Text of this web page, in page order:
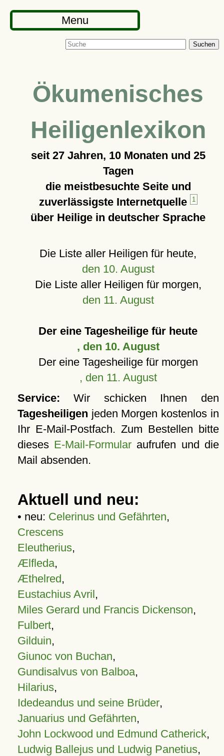
Menu
Suchen
Ökumenisches
Heiligenlexikon
seit 27 Jahren, 10 Monaten und 25
Tagen
die meistbesuchte Seite und
zuverlässigste Internetquelle
1
über Heilige in deutscher Sprache
Die Liste aller Heiligen für heute,
den 10. August
Die Liste aller Heiligen für morgen,
den 11. August
Der eine Tagesheilige für heute
, den 10. August
Der eine Tagesheilige für morgen
, den 11. August
Service: Wir schicken Ihnen den
Tagesheiligen jeden Morgen kostenlos in
Ihr E-Mail-Postfach. Zum Bestellen bitte
dieses E-Mail-Formular aufrufen und die
Mail absenden.
Aktuell und neu:
• neu: Celerinus und Gefährten,
Crescens
Eleutherius,
Ælfleda,
Æthelred,
Eustachius Avril,
Miles Gerard und Francis Dickenson,
Fulbert,
Gilduin,
Giunoc von Buchan,
Gundisalvus von Balboa,
Hilarius,
Idedeandus und seine Brüder,
Januarius und Gefährten,
John Lockwood und Edmund Catherick,
Ludwig Ballejus und Ludwig Panetius,